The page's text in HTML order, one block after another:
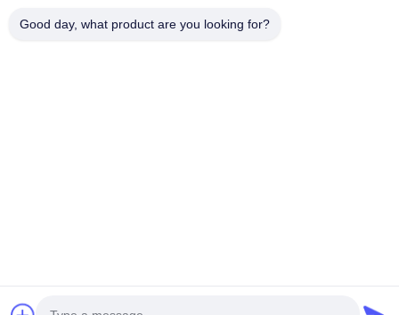
86-769 -88125248
Copyright © 2021-2026 Dongguan Osmanuv Machinery Equipment Co., Ltd.
Good day, what product are you looking for?